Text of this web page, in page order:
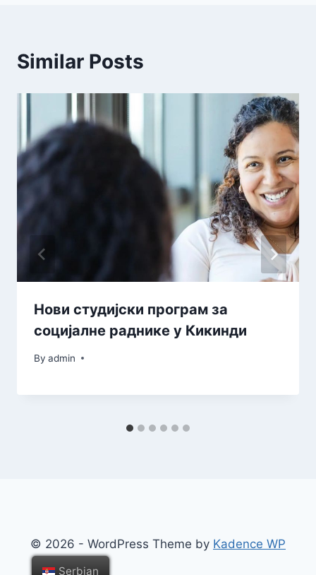
Similar Posts
Нови студијски програм за
социјалне раднике у Кикинди
By admin
© 2026 - WordPress Theme by Kadence WP
Serbian